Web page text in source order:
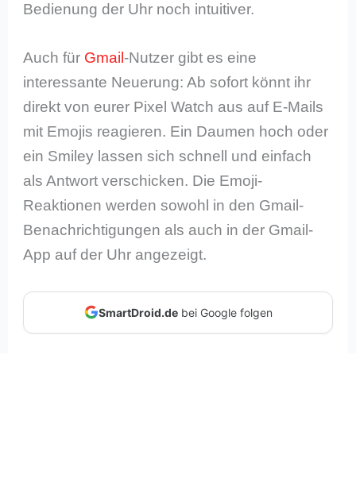
Bedienung der Uhr noch intuitiver.
Auch für Gmail -Nutzer gibt es eine
interessante Neuerung: Ab sofort könnt ihr
direkt von eurer Pixel Watch aus auf E-Mails
mit Emojis reagieren. Ein Daumen hoch oder
ein Smiley lassen sich schnell und einfach
als Antwort verschicken. Die Emoji-
Reaktionen werden sowohl in den Gmail-
Benachrichtigungen als auch in der Gmail-
App auf der Uhr angezeigt.
SmartDroid.debei Google folgen